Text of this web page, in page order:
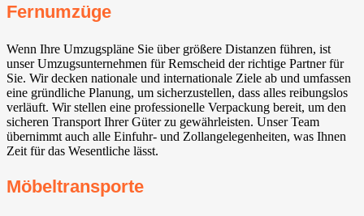
Fernumzüge
Wenn Ihre Umzugspläne Sie über größere Distanzen führen, ist
unser Umzugsunternehmen für Remscheid der richtige Partner für
Sie. Wir decken nationale und internationale Ziele ab und umfassen
eine gründliche Planung, um sicherzustellen, dass alles reibungslos
verläuft. Wir stellen eine professionelle Verpackung bereit, um den
sicheren Transport Ihrer Güter zu gewährleisten. Unser Team
übernimmt auch alle Einfuhr- und Zollangelegenheiten, was Ihnen
Zeit für das Wesentliche lässt.
Möbeltransporte